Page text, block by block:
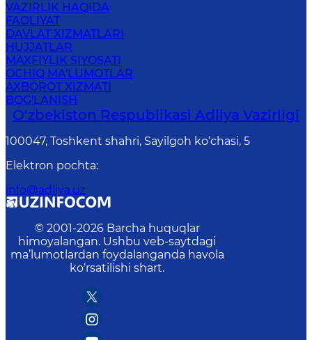
VAZIRLIK HAQIDA
FAOLIYAT
DAVLAT XIZMATLARI
HUJJATLAR
MAXFIYLIK SIYOSATI
OCHIQ MA'LUMOTLAR
AXBOROT XIZMATI
BOG'LANISH
O‘zbekiston Respublikasi Adliya Vazirligi
100047, Toshkent shahri, Sayilgoh ko‘chasi, 5
Elektron pochta:
info@adliya.uz
© 2001-2026 Barcha huquqlar
himoyalangan. Ushbu veb-saytdagi
ma’lumotlardan foydalanganda havola
ko‘rsatilishi shart.